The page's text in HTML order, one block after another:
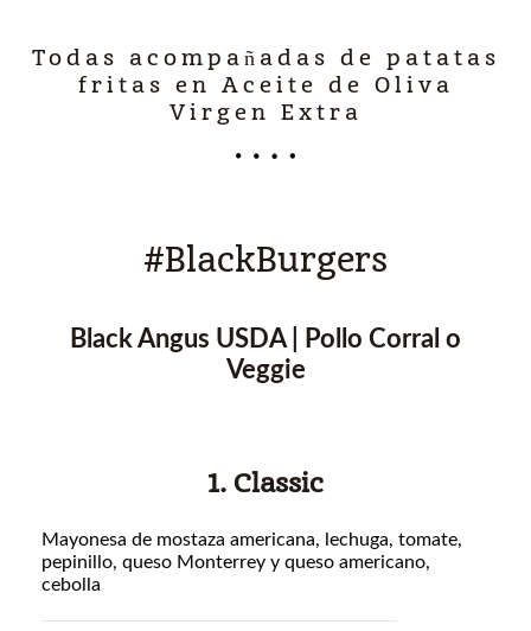
Todas acompañadas de patatas
fritas en Aceite de Oliva
Virgen Extra
#BlackBurgers
Black Angus USDA | Pollo Corral o
Veggie
1. Classic
Mayonesa de mostaza americana, lechuga, tomate,
pepinillo, queso Monterrey y queso americano,
cebolla